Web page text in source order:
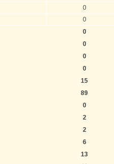
0
0
0
0
0
0
15
89
0
2
2
6
13